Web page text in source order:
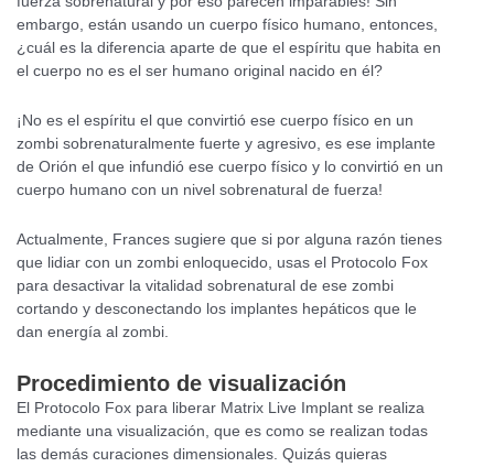
embargo, están usando un cuerpo físico humano, entonces,
¿cuál es la diferencia aparte de que el espíritu que habita en
el cuerpo no es el ser humano original nacido en él?
¡No es el espíritu el que convirtió ese cuerpo físico en un
zombi sobrenaturalmente fuerte y agresivo, es ese implante
de Orión el que infundió ese cuerpo físico y lo convirtió en un
cuerpo humano con un nivel sobrenatural de fuerza!
Actualmente, Frances sugiere que si por alguna razón tienes
que lidiar con un zombi enloquecido, usas el Protocolo Fox
para desactivar la vitalidad sobrenatural de ese zombi
cortando y desconectando los implantes hepáticos que le
dan energía al zombi.
Procedimiento de visualización
El Protocolo Fox para liberar Matrix Live Implant se realiza
mediante una visualización, que es como se realizan todas
las demás curaciones dimensionales. Quizás quieras